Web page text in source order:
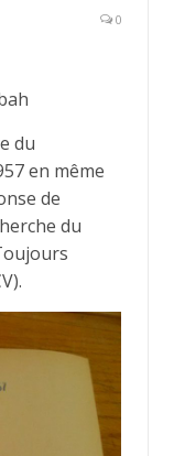
0
du
en même
de
du